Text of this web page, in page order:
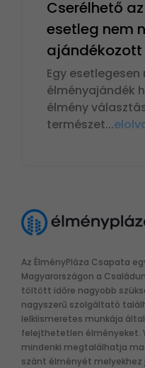
Cserélhető
esetleg nem
ajándékozott
Egy
élményajándék
élmény
természet...
Az ÉlményPláza Csapata
Magyarországon a
töltött időre nagyobb
nagyszerű szolgáltató
lelkiismeretes munkája
felejthetetlen élményeket.
mindenki megtalálhatja
szánt élményét